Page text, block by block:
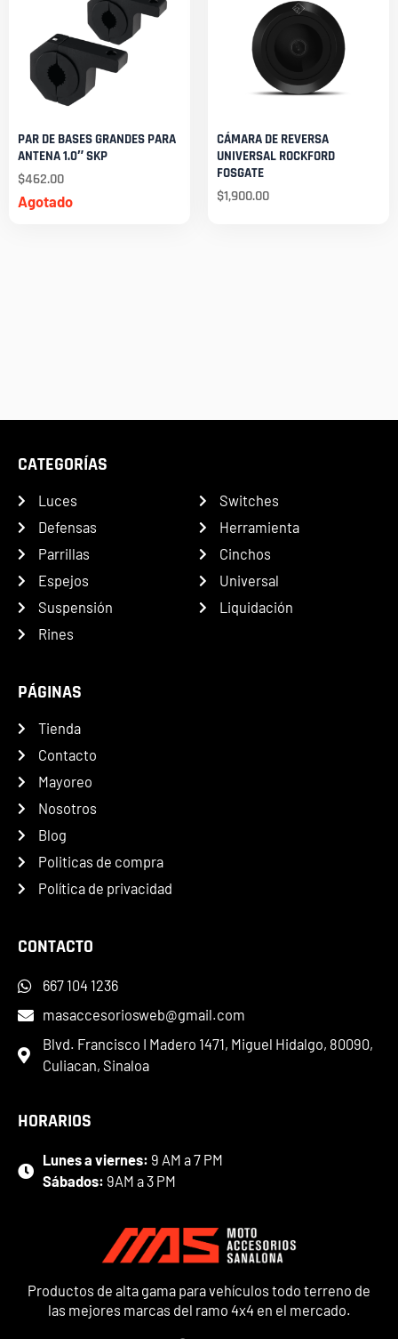
Agotado
PAR DE BASES GRANDES PARA
ANTENA 1.0″ SKP
$462.00
CÁMARA DE REVERSA
UNIVERSAL ROCKFORD
FOSGATE
$1,900.00
Productos de alta gama para vehículos todo terreno de
las mejores marcas del ramo 4x4 en el mercado.
CATEGORÍAS
Luces
Defensas
Parrillas
Espejos
Suspensión
Rines
Switches
Herramienta
Cinchos
Universal
Liquidación
PÁGINAS
Tienda
Contacto
Mayoreo
Nosotros
Blog
Politicas de compra
Política de privacidad
CONTACTO
667 104 1236
masaccesoriosweb@gmail.com
Blvd. Francisco I Madero 1471, Miguel Hidalgo, 80090,
Culiacan, Sinaloa
HORARIOS
Lunes a viernes: 9 AM a 7 PM
Sábados: 9AM a 3 PM